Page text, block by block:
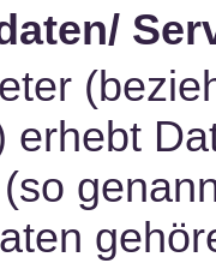
erhebt